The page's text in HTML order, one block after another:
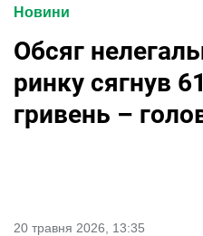
Новини
Обсяг
ринку сягнув
гривень –
20 травня 2026, 13:35